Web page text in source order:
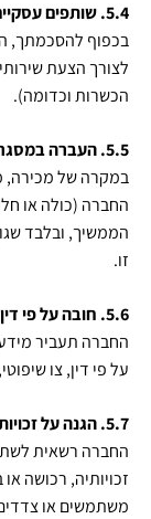
5.4. שותפים עסקיים
בכפוף להסכמתך,
לצורך הצעת
הכשרות וכדומה).
5.5. העברה במסגרת שינויים ארגוניים
במקרה של מכירה,
החברה (כולה או
הממשיך, ובלבד
זו.
5.6. חובה על פי דין
החברה תעביר
על פי דין, צו
5.7. הגנה על זכויות
החברה רשאית
זכויותיה, רכושה
משתמשים או